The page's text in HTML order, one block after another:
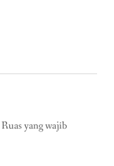
Ruas yang wajib